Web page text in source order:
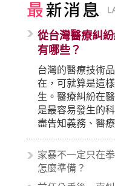
從台灣醫療糾
有哪些？
台灣的醫療技術
在，可就算是這
生。醫療糾紛在
是最容易發生的
盡告知義務、醫
顧失當、醫療費
生與病患之間引
例中最後都走向
家暴不一定只在
怎麼準備？